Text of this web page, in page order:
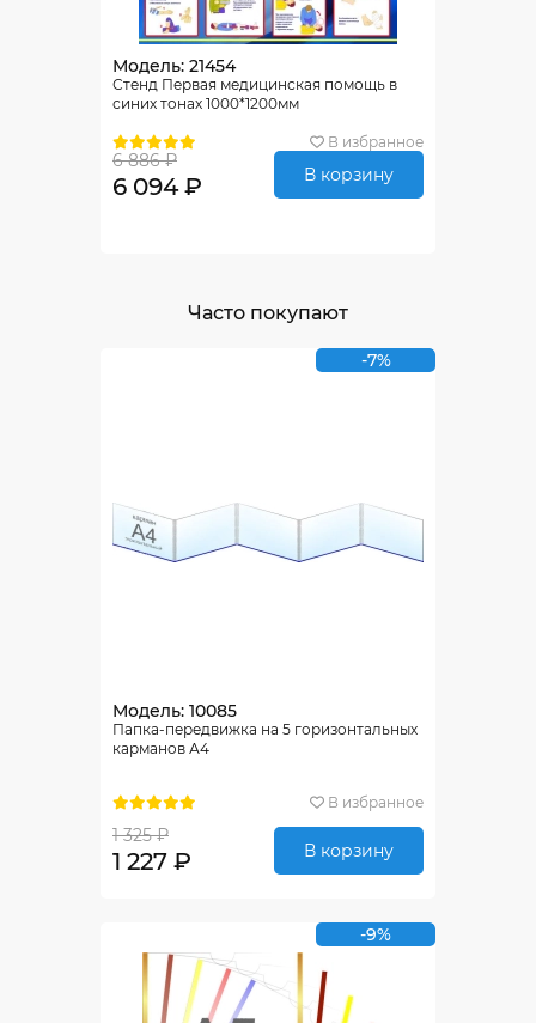
Модель: 21454
Стенд Первая медицинская помощь в
синих тонах 1000*1200мм
В избранное
6 886 ₽
6 094 ₽ В корзину
Часто покупают
-7%
Модель: 10085
Папка-передвижка на 5 горизонтальных
карманов А4
В избранное
1 325 ₽
1 227 ₽ В корзину
-9%